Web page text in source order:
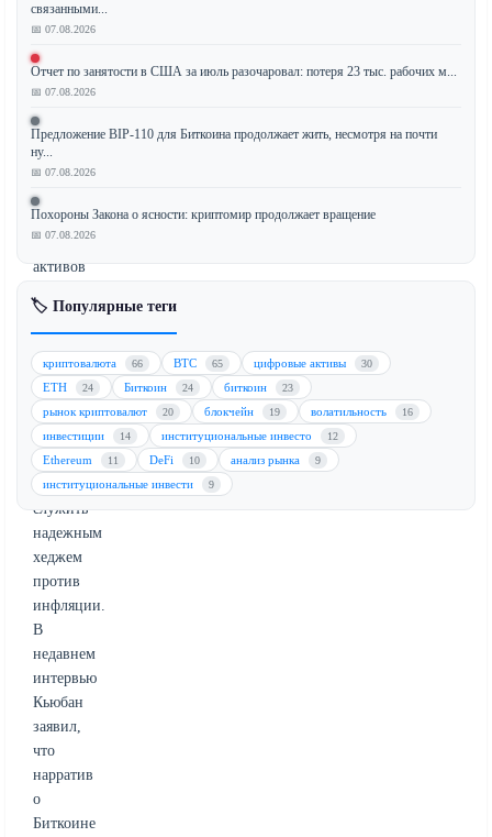
Миллиардер-
инвестор
Марк
Кьюбан
раскрыл,
что
продал
большую
часть
своих
активов
Биткоине
(BTC),
сославшись
на
разочарование
неспособности
криптовалюты
служить
надежным
хеджем
против
инфляции.
В
недавнем
интервью
Кьюбан
заявил,
что
нарратив
о
Биткоине
связанными...
📅 07.08.2026
Отчет по занятости в США за июль разочаровал: потеря 23 тыс. рабочих м...
📅 07.08.2026
Предложение BIP-110 для Биткоина продолжает жить, несмотря на почти
ну...
📅 07.08.2026
Похороны Закона о ясности: криптомир продолжает вращение
📅 07.08.2026
🏷️ Популярные теги
криптовалюта 66 BTC 65 цифровые активы 30
ETH 24 Биткоин 24 биткоин 23
рынок криптовалют 20 блокчейн 19 волатильность 16
инвестиции 14 институциональные инвесто 12
Ethereum 11 DeFi 10 анализ рынка 9
институциональные инвести 9